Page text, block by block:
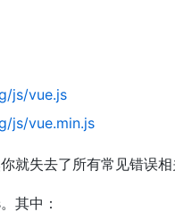
js/vue.js
js/vue.min.js
就失去了所有常见错误
其中：